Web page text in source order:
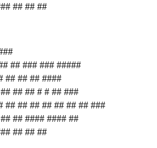
## ## ##
## ### ### #####
## ## ## ####
## ## # # ## ###
## ## ## ## ## ## ## ###
## #### #### ##
## ## ##